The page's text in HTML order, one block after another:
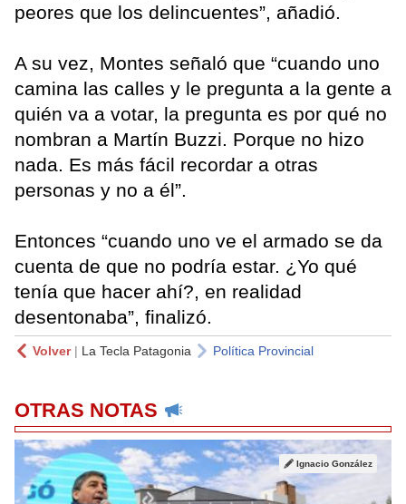
peores que los delincuentes”, añadió.
A su vez, Montes señaló que “cuando uno
camina las calles y le pregunta a la gente a
quién va a votar, la pregunta es por qué no
nombran a Martín Buzzi. Porque no hizo
nada. Es más fácil recordar a otras
personas y no a él”.
Entonces “cuando uno ve el armado se da
cuenta de que no podría estar. ¿Yo qué
tenía que hacer ahí?, en realidad
desentonaba”, finalizó.
Volver| La Tecla Patagonia Política Provincial
OTRAS NOTAS
Ignacio González